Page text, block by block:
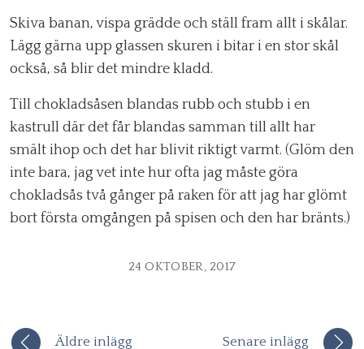
Skiva banan, vispa grädde och ställ fram allt i skålar.
Lägg gärna upp glassen skuren i bitar i en stor skål
också, så blir det mindre kladd.
Till chokladsåsen blandas rubb och stubb i en
kastrull där det får blandas samman till allt har
smält ihop och det har blivit riktigt varmt. (Glöm den
inte bara, jag vet inte hur ofta jag måste göra
chokladsås två gånger på raken för att jag har glömt
bort första omgången på spisen och den har bränts.)
24 OKTOBER, 2017
Äldre inlägg Senare inlägg